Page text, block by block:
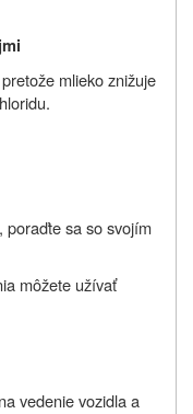
mlieko znižuje
poraďte sa so svojím
môžete užívať
vedenie vozidla a